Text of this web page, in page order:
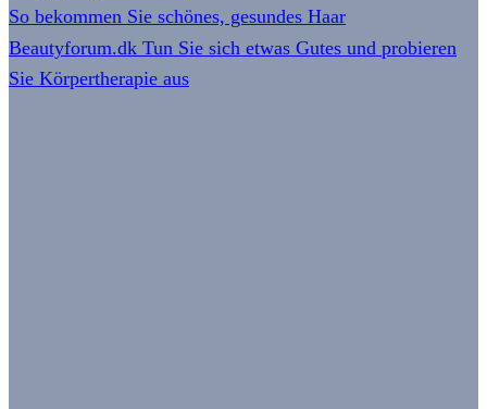
So bekommen Sie schönes, gesundes Haar
Beautyforum.dk Tun Sie sich etwas Gutes und probieren
Sie Körpertherapie aus